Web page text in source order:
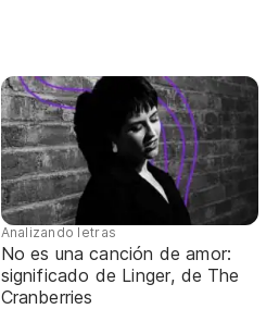
Analizando letras
No es una canción de amor:
significado de Linger, de The
Cranberries